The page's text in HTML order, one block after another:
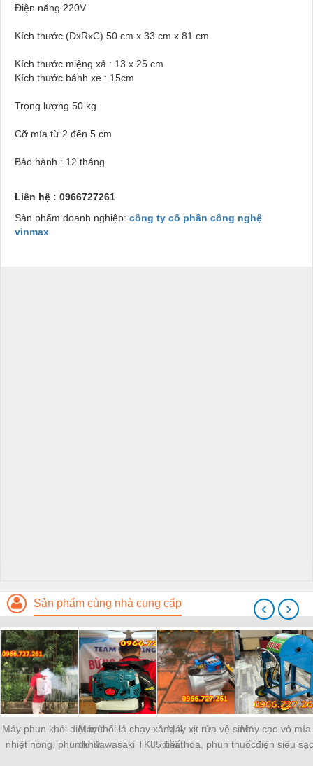
Điện năng 220V
Kích thước (DxRxC) 50 cm x 33 cm x 81 cm
Kích thước miệng xả : 13 x 25 cm
Kích thước bánh xe : 15cm
Trọng lượng 50 kg
Cỡ mía từ 2 đến 5 cm
Bảo hành : 12 tháng
Liên hệ : 0966727261
Sản phẩm doanh nghiệp: công ty cổ phần công nghệ
vinmax
Sản phẩm cùng nhà cung cấp
Máy phun khói diệt mù
nhiệt nóng, phun khử
Máy thổi lá chạy xăng 4
thì Kawasaki TK85 chất
Máy xịt rửa vệ sinh
điều hòa, phun thuốc
Máy cạo vỏ mía
điện siêu
‹ ›